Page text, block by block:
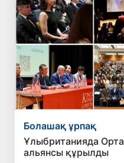
Болашақ ұрпақ
Ұлыбританияда
альянсы құрылды